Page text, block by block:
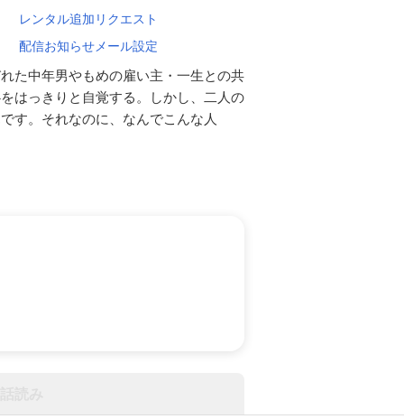
レンタル追加リクエスト
配信お知らせメール設定
た中年男やもめの雇い主・一生との共
はっきりと自覚する。しかし、二人の
。それなのに、なんでこんな人